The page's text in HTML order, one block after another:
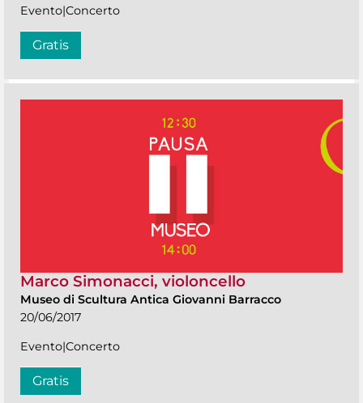
Evento|Concerto
Gratis
Marco Simonacci, violoncello
Museo di Scultura Antica Giovanni Barracco
20/06/2017
Evento|Concerto
Gratis